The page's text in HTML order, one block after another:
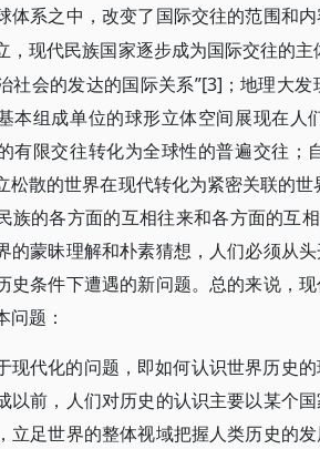
体系之中，改变了国际交往的范围和
，现代民族国家逐步成为国际交往的主
社会的发达的国际关系”[3]；地理大
本组成单位的球形立体空间展现在
有限交往转化为全球性的普遍交往
松散的世界在现代转化为紧密关联的
族的各方面的互相往来和各方面的互
的蒙昧理解和朴素猜想，人们必须从
史条件下遭遇的新问题。总的来说，
问题：
现代化的问题，即如何认识世界历史
以前，人们对历史的认识主要以某个
立足世界的整体视域把握人类历史的